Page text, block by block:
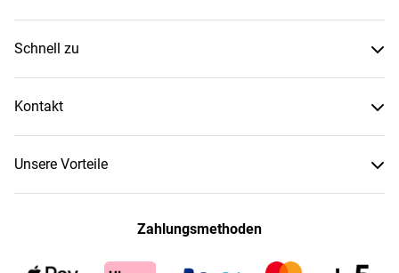
Schnell zu
Kontakt
Unsere Vorteile
Zahlungsmethoden